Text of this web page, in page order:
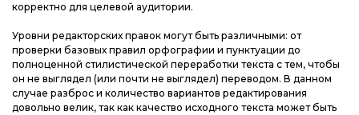
корректно для целевой аудитории.
Уровни редакторских правок могут быть различными: от
проверки базовых правил орфографии и пунктуации до
полноценной стилистической переработки текста с тем, чтобы
он не выглядел (или почти не выглядел) переводом. В данном
случае разброс и количество вариантов редактирования
довольно велик, так как качество исходного текста может быть